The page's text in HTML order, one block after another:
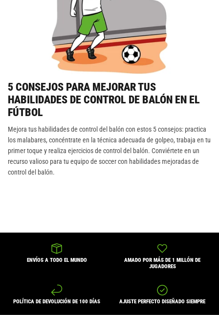
5 CONSEJOS PARA MEJORAR TUS
HABILIDADES DE CONTROL DE BALÓN EN EL
FÚTBOL
Mejora tus habilidades de control del balón con estos 5 consejos: practica
los malabares, concéntrate en la técnica adecuada de golpeo, trabaja en tu
primer toque y realiza ejercicios de control del balón. Conviértete en un
recurso valioso para tu equipo de soccer con habilidades mejoradas de
control del balón.
ENVÍOS A TODO EL MUNDO
AMADO POR MÁS DE 1 MILLÓN DE
JUGADORES
POLÍTICA DE DEVOLUCIÓN DE 100 DÍAS AJUSTE PERFECTO DISEÑADO SIEMPRE